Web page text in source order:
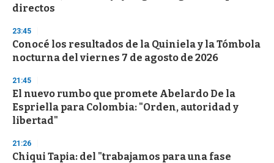
3
s
e
c
o
d
s
directos
23:45
Conocé los resultados de la Quiniela y la Tómbola
nocturna del viernes 7 de agosto de 2026
21:45
El nuevo rumbo que promete Abelardo De la
Espriella para Colombia: "Orden, autoridad y
libertad"
21:26
Chiqui Tapia: del "trabajamos para una fase